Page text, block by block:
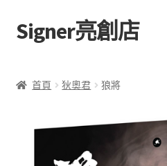
跳
至
覽
跳
至
要
Signer亮創店
首頁 狄奧君 狼將